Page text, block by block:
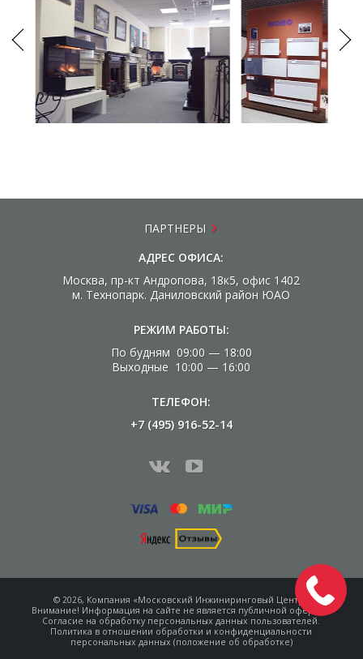
ПАРТНЕРЫ
АДРЕС ОФИСА:
Москва, пр-кт Андропова, 18к5, офис 1402
м. Технопарк. Даниловский район ЮАО
РЕЖИМ РАБОТЫ:
По будням 09:00 — 18:00
Выходные 10:00 — 16:00
ТЕЛЕФОН:
+7 (495) 916-52-14
© 2026, Компания «Московский Инжиниринговый Центр»
Внимание! Информация на сайте не является публичной офертой.
Согласие на обработку персональных данных пользователей.
Политика в отношении обработки и конфиденциальности
персональных данных (положение об обработке)